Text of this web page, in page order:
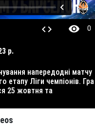
code visibility 0
р.
етапу Ліги чемпіонів. Гра
25 жовтня та